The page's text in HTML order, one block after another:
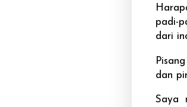
padi-
dari
dan
Saya